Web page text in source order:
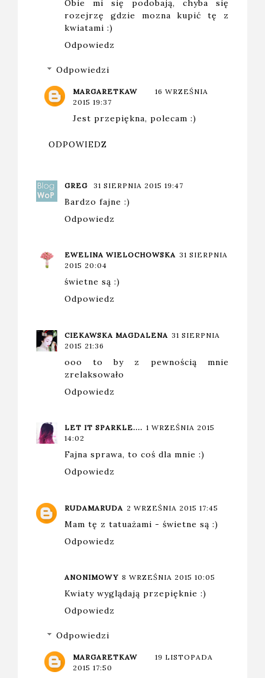
Obie mi się podobają, chyba się
rozejrzę gdzie mozna kupić tę z
kwiatami :)
Odpowiedz
Odpowiedzi
MARGARETKAW
16 WRZEŚNIA
2015 19:37
Jest przepiękna, polecam :)
ODPOWIEDZ
GREG 31 SIERPNIA 2015 19:47
Bardzo fajne :)
Odpowiedz
EWELINA WIELOCHOWSKA 31 SIERPNIA
2015 20:04
świetne są :)
Odpowiedz
CIEKAWSKA MAGDALENA 31 SIERPNIA
2015 21:36
ooo to by z pewnością mnie
zrelaksowało
Odpowiedz
LET IT SPARKLE.... 1 WRZEŚNIA 2015
14:02
Fajna sprawa, to coś dla mnie :)
Odpowiedz
RUDAMARUDA 2 WRZEŚNIA 2015 17:45
Mam tę z tatuażami - świetne są :)
Odpowiedz
ANONIMOWY 8 WRZEŚNIA 2015 10:05
Kwiaty wyglądają przepięknie :)
Odpowiedz
Odpowiedzi
MARGARETKAW
19 LISTOPADA
2015 17:50